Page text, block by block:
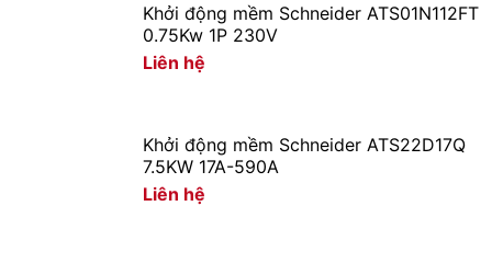
Khởi động mềm Schneider ATS01N112FT
0.75Kw 1P 230V
Liên hệ
Khởi động mềm Schneider ATS22D17Q
7.5KW 17A-590A
Liên hệ